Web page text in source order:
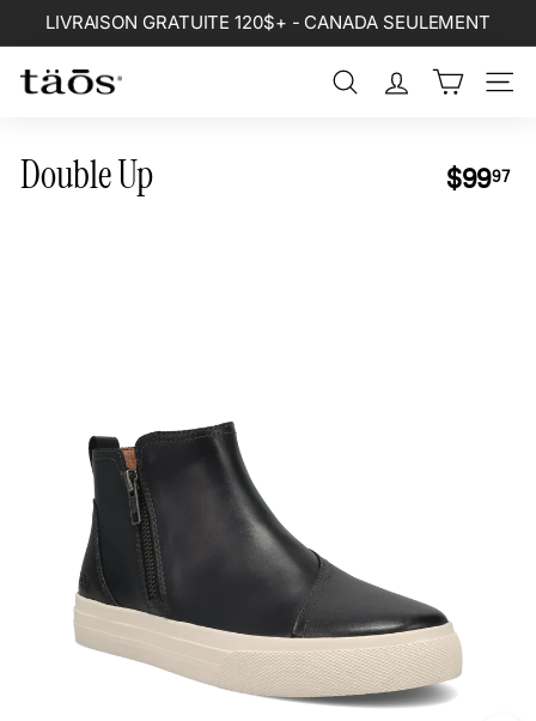
contenu
Diaporama
LIVRAISON GRATUITE 120$+ - CANADA SEULEMENT
Rechercher
Double Up
Prix
régulier
$9997